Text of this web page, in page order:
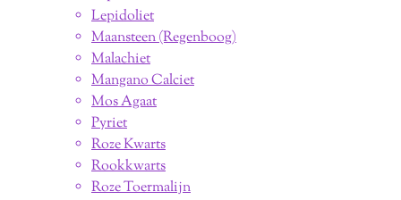
Lepidoliet
Maansteen (Regenboog)
Malachiet
Mangano Calciet
Mos Agaat
Pyriet
Roze Kwarts
Rookkwarts
Roze Toermalijn